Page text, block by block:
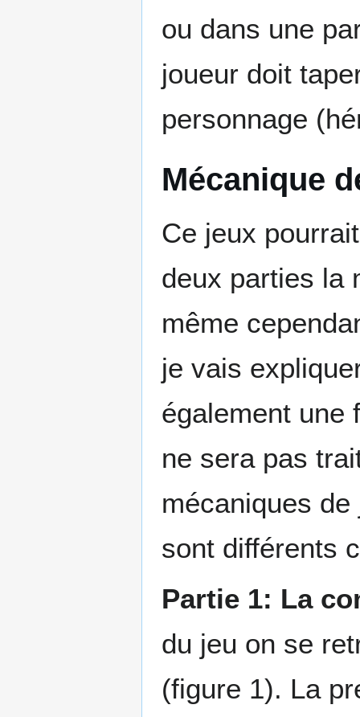
ou dans une
joueur doit
personnage
Mécanique
Ce jeux
deux parties la
même
je vais
également une
ne sera pas
mécaniques
sont différents
Partie 1: La
du jeu on se
(figure 1). La